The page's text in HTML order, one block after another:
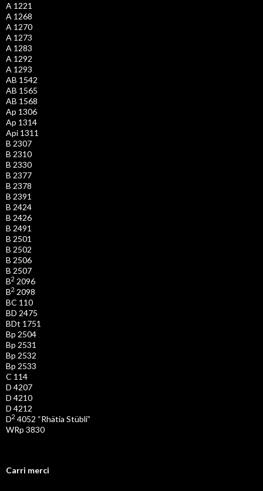
A 1221
A 1268
A 1270
A 1273
A 1283
A 1292
A 1293
AB 1542
AB 1565
AB 1568
Ap 1306
Ap 1314
Api 1311
B 2307
B 2310
B 2330
B 2377
B 2378
B 2391
B 2424
B 2426
B 2491
B 2501
B 2502
B 2506
B 2507
B2 2096
B2 2098
BC 110
BD 2475
BDt 1751
Bp 2504
Bp 2531
Bp 2532
Bp 2533
C 114
D 4207
D 4210
D 4212
D2 4052 “Rhätia Stübli”
WRp 3830
Carri merci